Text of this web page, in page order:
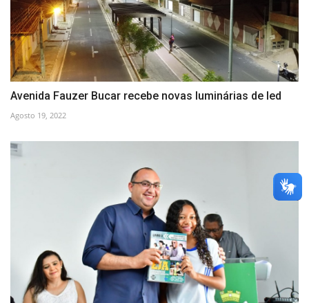
Avenida Fauzer Bucar recebe novas luminárias de led
Agosto 19, 2022